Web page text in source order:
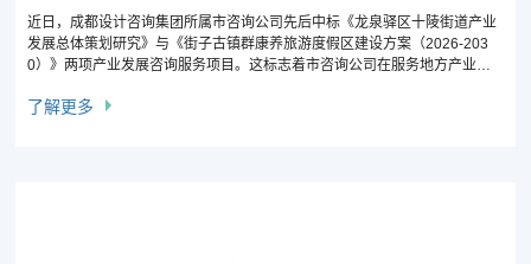
近日，成都设计咨询集团所属市咨询公司先后中标《龙泉驿区十陵街道产业
发展总体策划研究》与《街子古镇群康养旅游度假区建设方案（2026-203
0）》两项产业发展咨询服务项目。这标志着市咨询公司在服务地方产业高
智库”的专业影响力。
了解更多